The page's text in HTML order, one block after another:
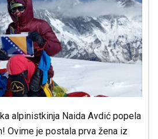
alpinistkinja Naida Avdić popela
Ovime je postala prva žena iz